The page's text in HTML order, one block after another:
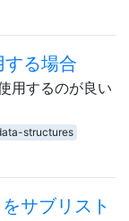
る場合
用するのが良い
structures
サブリスト